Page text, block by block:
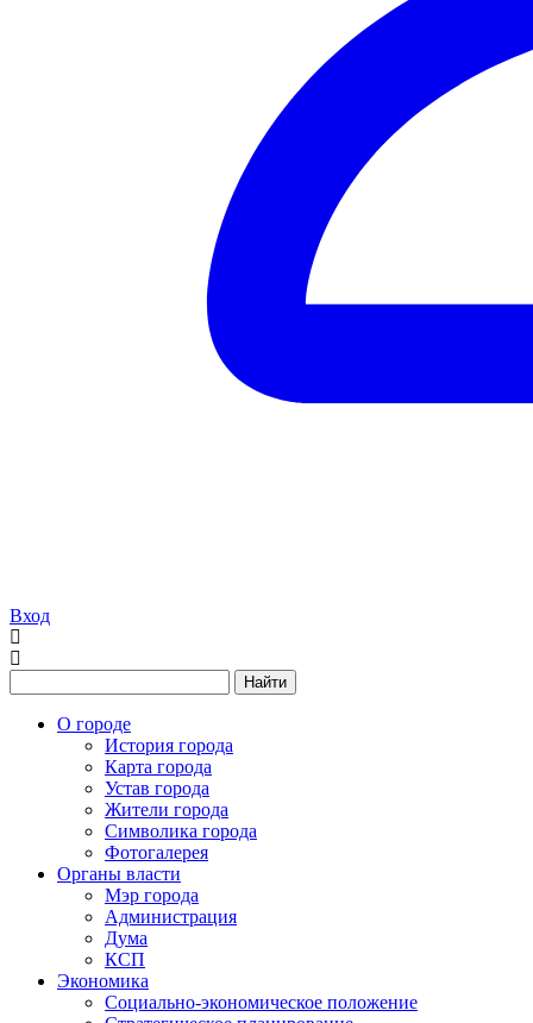
Вход
Найти
О городе
История города
Карта города
Устав города
Жители города
Символика города
Фотогалерея
Органы власти
Мэр города
Администрация
Дума
КСП
Экономика
Социально-экономическое положение